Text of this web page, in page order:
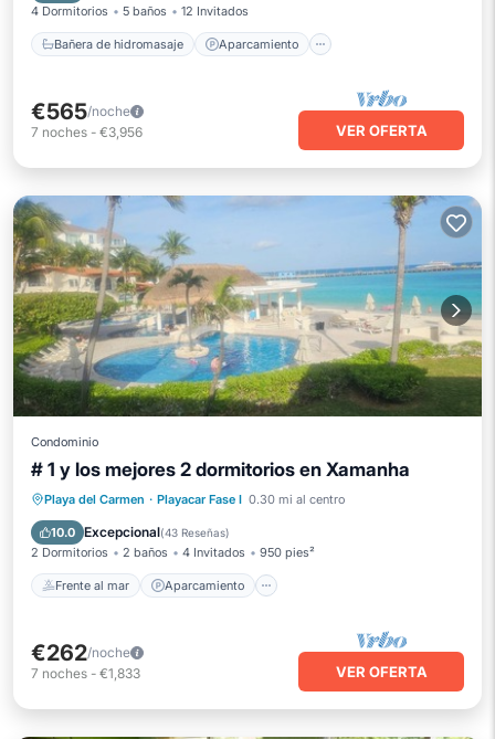
4 Dormitorios 5 baños 12 Invitados
Bañera de hidromasaje Aparcamiento
€565/noche
7 noches - €3,956 VER OFERTA
Condominio
# 1 y los mejores 2 dormitorios en Xamanha
Playa del Carmen · Playacar Fase I 0.30 mi al centro
10.0 Excepcional(43 Reseñas)
2 Dormitorios 2 baños 4 Invitados 950 pies²
Frente al mar Aparcamiento
Frente al mar Aparcamiento
Piscina
Vista al mar
€262/noche
7 noches - €1,833 VER OFERTA